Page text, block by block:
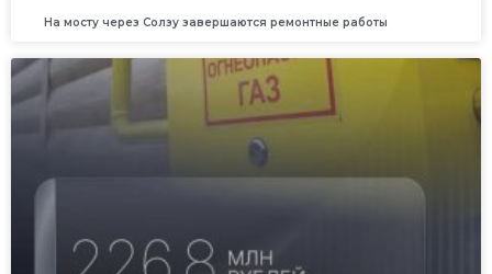
На мосту через Солзу завершаются ремонтные работы